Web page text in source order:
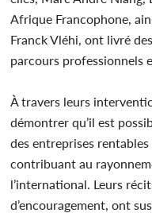
Afrique Francophone,
Franck Vléhi, ont livré
parcours professionnels
À travers leurs
démontrer qu’il est
des entreprises
contribuant au
l’international. Leurs
d’encouragement, ont